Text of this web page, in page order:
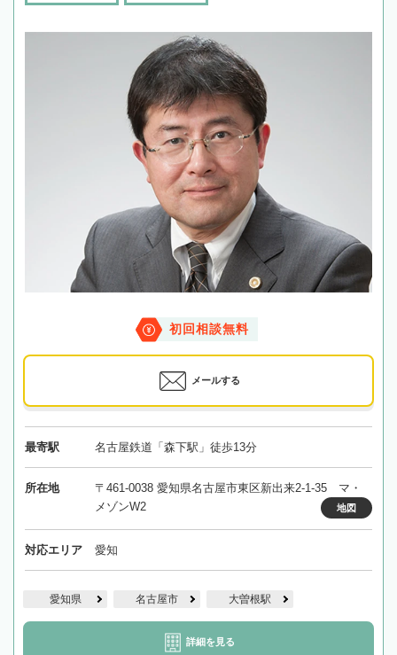
初回相談無料
メールする
最寄駅 名古屋鉄道「森下駅」徒歩13分
所在地
〒461-0038 愛知県名古屋市東区新出来2-1-35 マ・
メゾンW2
地図
対応エリア 愛知
愛知県 名古屋市 大曽根駅
詳細を見る